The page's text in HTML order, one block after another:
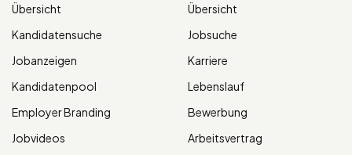
Übersicht
Kandidatensuche
Jobanzeigen
Kandidatenpool
Employer Branding
Jobvideos
Übersicht
Jobsuche
Karriere
Lebenslauf
Bewerbung
Arbeitsvertrag